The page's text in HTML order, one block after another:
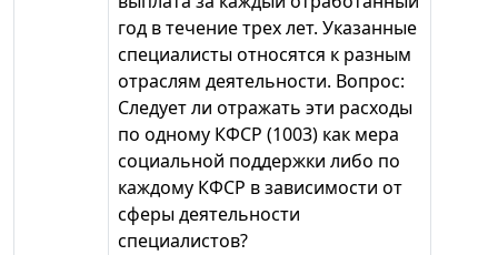
год в течение трех лет. Указанные
специалисты относятся к разным
отраслям деятельности. Вопрос:
Следует ли отражать эти расходы
по одному КФСР (1003) как мера
социальной поддержки либо по
каждому КФСР в зависимости от
сферы деятельности
специалистов?